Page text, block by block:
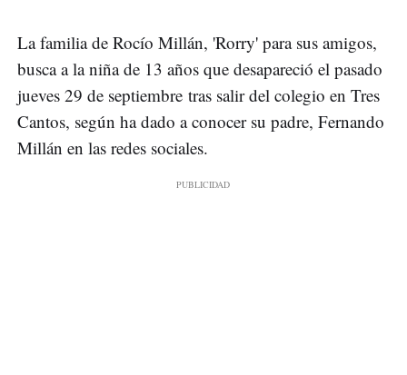
La familia de Rocío Millán, 'Rorry' para sus amigos,
busca a la niña de 13 años que desapareció el pasado
jueves 29 de septiembre tras salir del colegio en Tres
Cantos, según ha dado a conocer su padre, Fernando
Millán en las redes sociales.